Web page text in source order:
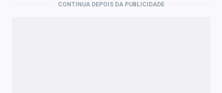
CONTINUA DEPOIS DA PUBLICIDADE